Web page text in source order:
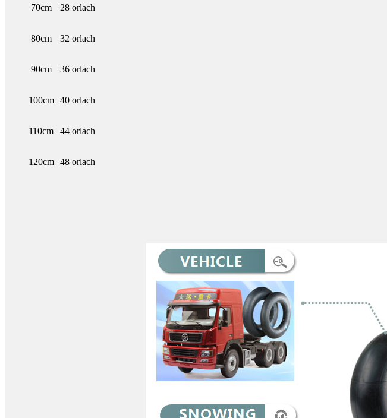
70cm 28 orlach
80cm 32 orlach
90cm 36 orlach
100cm 40 orlach
110cm 44 orlach
120cm 48 orlach